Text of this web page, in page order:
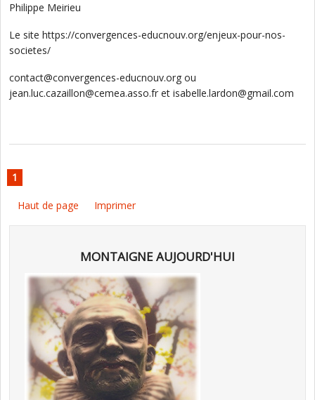
Philippe Meirieu
Le site https://convergences-educnouv.org/enjeux-pour-nos-
societes/
contact@convergences-educnouv.org ou
jean.luc.cazaillon@cemea.asso.fr et isabelle.lardon@gmail.com
1
Haut de page Imprimer
MONTAIGNE AUJOURD'HUI